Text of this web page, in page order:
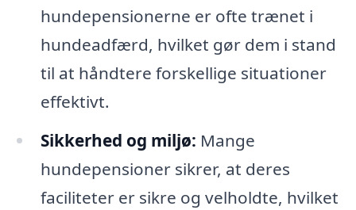
hundepensionerne er ofte trænet i
hundeadfærd, hvilket gør dem i stand
til at håndtere forskellige situationer
effektivt.
Sikkerhed og miljø: Mange
hundepensioner sikrer, at deres
faciliteter er sikre og velholdte, hvilket